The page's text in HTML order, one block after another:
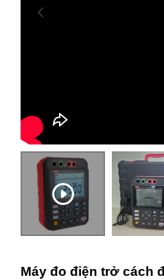
Máy đo điện trở cách